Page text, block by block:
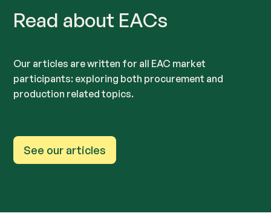
Read about EACs
Our articles are written for all EAC market
participants: exploring both procurement and
production related topics.
See our articles